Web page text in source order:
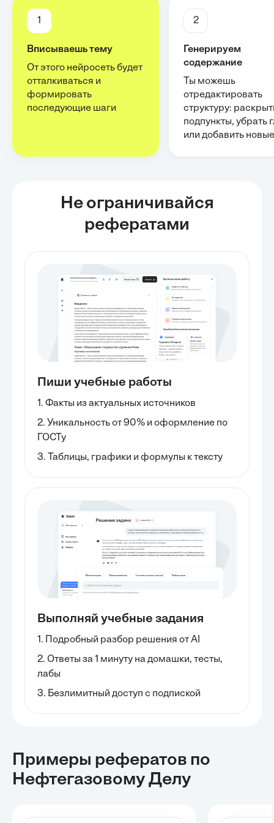
1
Вписываешь тему
От этого нейросеть будет
отталкиваться и
формировать
последующие шаги
2
Генерируем
содержание
Ты можешь
отредактировать
структуру:
подпункты, убрать
или добавить новые
Не ограничивайся
рефератами
Пиши учебные работы
1. Факты из актуальных источников
2. Уникальность от 90% и оформление по
ГОСТу
3. Таблицы, графики и формулы к тексту
Выполняй учебные задания
1. Подробный разбор решения от AI
2. Ответы за 1 минуту на домашки, тесты,
лабы
3. Безлимитный доступ с подпиской
Примеры рефератов по
Нефтегазовому Делу